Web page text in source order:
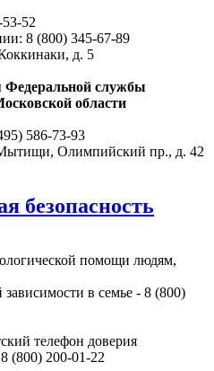
52
8 (800) 345-67-89
д. 5
Федеральной службы
области
586-73-93
Олимпийский пр., д. 42
безопасность
помощи людям,
зависимости в семье - 8 (800)
телефон доверия
(800) 200-01-22